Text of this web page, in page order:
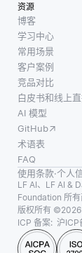
资源
博客
学习中心
常用场景
客户案例
竞品对比
白皮书和线上
AI 模型
GitHub
术语表
FAQ
使用条款·个人
LF AI、LF AI &
Foundation 所
版权所有 ©2026
ICP 备案: 沪